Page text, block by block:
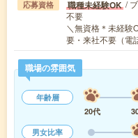
応募資格 職種未経験OK /
不要
＼無資格＊未経
要・来社不要（
職場の雰囲気
年齢層
20代
男女比率